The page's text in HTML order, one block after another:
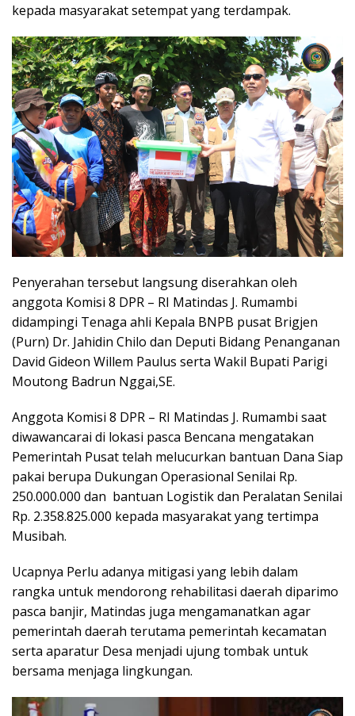
kepada masyarakat setempat yang terdampak.
Penyerahan tersebut langsung diserahkan oleh
anggota Komisi 8 DPR – RI Matindas J. Rumambi
didampingi Tenaga ahli Kepala BNPB pusat Brigjen
(Purn) Dr. Jahidin Chilo dan Deputi Bidang Penanganan
David Gideon Willem Paulus serta Wakil Bupati Parigi
Moutong Badrun Nggai,SE.
Anggota Komisi 8 DPR – RI Matindas J. Rumambi saat
diwawancarai di lokasi pasca Bencana mengatakan
Pemerintah Pusat telah melucurkan bantuan Dana Siap
pakai berupa Dukungan Operasional Senilai Rp.
250.000.000 dan bantuan Logistik dan Peralatan Senilai
Rp. 2.358.825.000 kepada masyarakat yang tertimpa
Musibah.
Ucapnya Perlu adanya mitigasi yang lebih dalam
rangka untuk mendorong rehabilitasi daerah diparimo
pasca banjir, Matindas juga mengamanatkan agar
pemerintah daerah terutama pemerintah kecamatan
serta aparatur Desa menjadi ujung tombak untuk
bersama menjaga lingkungan.